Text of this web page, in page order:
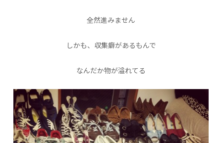
全然進みません
しかも、収集癖があるもんで
なんだか物が溢れてる